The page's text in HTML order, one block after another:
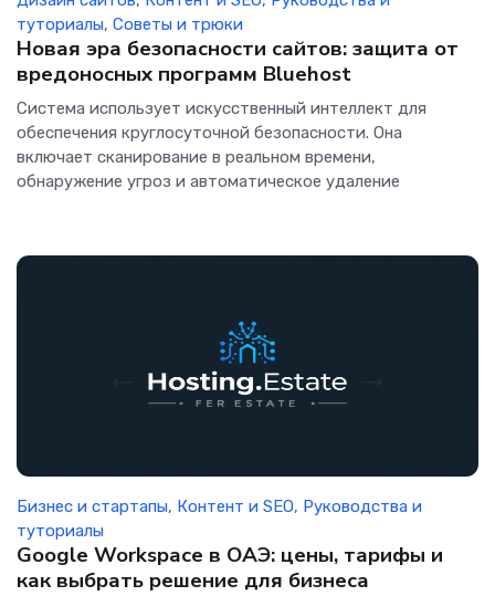
туториалы, Советы и трюки
Новая эра безопасности сайтов: защита от
вредоносных программ Bluehost
Система использует искусственный интеллект для
обеспечения круглосуточной безопасности. Она
включает сканирование в реальном времени,
обнаружение угроз и автоматическое удаление
Бизнес и стартапы, Контент и SEO, Руководства и
туториалы
Google Workspace в ОАЭ: цены, тарифы и
как выбрать решение для бизнеса